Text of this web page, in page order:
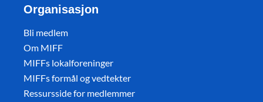
Organisasjon
Bli medlem
Om MIFF
MIFFs lokalforeninger
MIFFs formål og vedtekter
Ressursside for medlemmer